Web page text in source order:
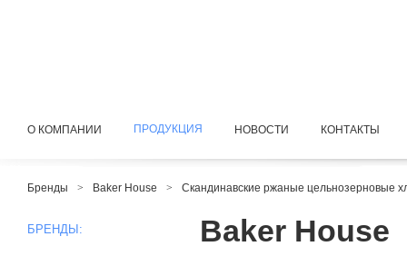
О КОМПАНИИ ПРОДУКЦИЯ НОВОСТИ КОНТАКТЫ
Бренды > Baker House > Скандинавские ржаные цельнозерновые
Baker House
БРЕНДЫ: